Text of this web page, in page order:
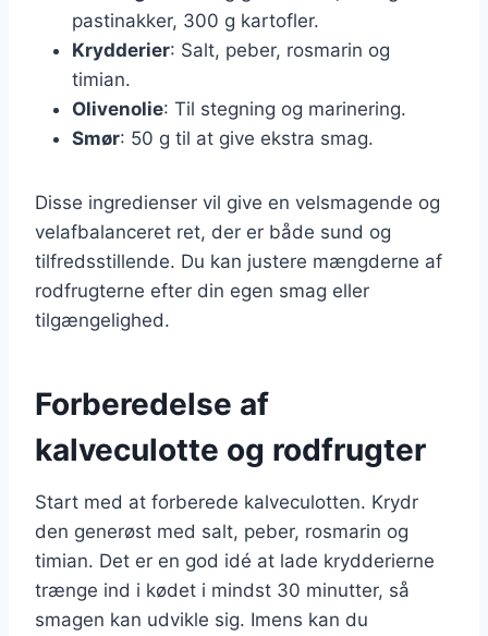
pastinakker, 300 g kartofler.
Krydderier: Salt, peber, rosmarin og
timian.
Olivenolie: Til stegning og marinering.
Smør: 50 g til at give ekstra smag.
Disse ingredienser vil give en velsmagende og
velafbalanceret ret, der er både sund og
tilfredsstillende. Du kan justere mængderne af
rodfrugterne efter din egen smag eller
tilgængelighed.
Forberedelse af
kalveculotte og rodfrugter
Start med at forberede kalveculotten. Krydr
den generøst med salt, peber, rosmarin og
timian. Det er en god idé at lade krydderierne
trænge ind i kødet i mindst 30 minutter, så
smagen kan udvikle sig. Imens kan du